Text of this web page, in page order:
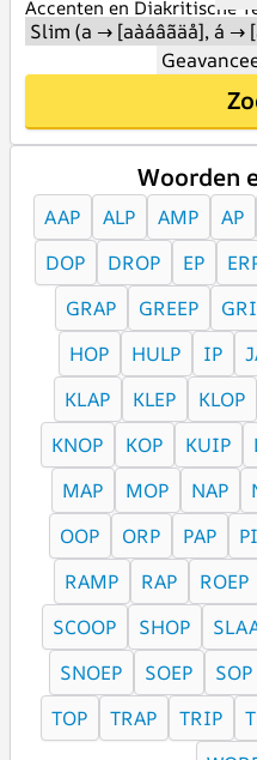
Accenten en Diakritische
Woorden
AAP ALP AMP AP
DOP
DROP EP
GRAP
GREEP
HOP
HULP IP
KLAP
KLEP KLOP
KNOP
KOP KUIP
MAP
MOP NAP
OOP
ORP PAP
RAMP
RAP ROEP
SCOOP
SHOP
SNOEP
SOEP SOP
TOP
TRAP TRIP